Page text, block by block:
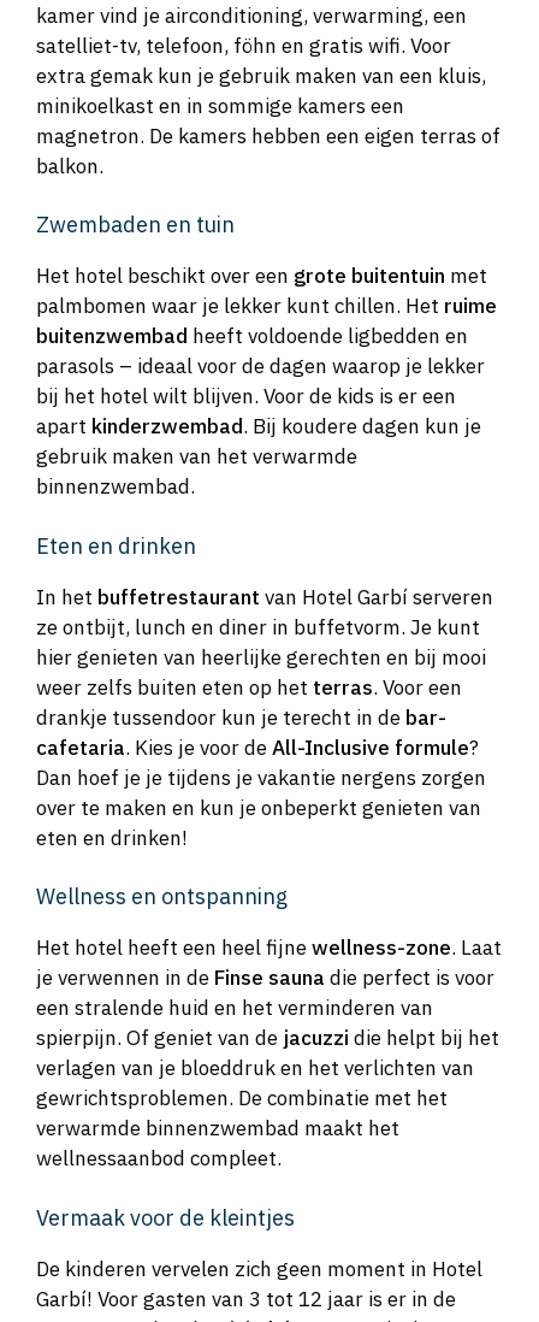
kamer vind je airconditioning, verwarming, een
satelliet-tv, telefoon, föhn en gratis wifi. Voor
extra gemak kun je gebruik maken van een kluis,
minikoelkast en in sommige kamers een
magnetron. De kamers hebben een eigen terras of
balkon.
Zwembaden en tuin
Het hotel beschikt over een grote buitentuin met
palmbomen waar je lekker kunt chillen. Het ruime
buitenzwembad heeft voldoende ligbedden en
parasols – ideaal voor de dagen waarop je lekker
bij het hotel wilt blijven. Voor de kids is er een
apart kinderzwembad. Bij koudere dagen kun je
gebruik maken van het verwarmde
binnenzwembad.
Eten en drinken
In het buffetrestaurant van Hotel Garbí serveren
ze ontbijt, lunch en diner in buffetvorm. Je kunt
hier genieten van heerlijke gerechten en bij mooi
weer zelfs buiten eten op het terras. Voor een
drankje tussendoor kun je terecht in de bar-
cafetaria. Kies je voor deAll-Inclusive formule?
Dan hoef je je tijdens je vakantie nergens zorgen
over te maken en kun je onbeperkt genieten van
eten en drinken!
Wellness en ontspanning
Het hotel heeft een heel fijnewellness-zone. Laat
je verwennen in de Finse sauna die perfect is voor
een stralende huid en het verminderen van
spierpijn. Of geniet van de jacuzzi die helpt bij het
verlagen van je bloeddruk en het verlichten van
gewrichtsproblemen. De combinatie met het
verwarmde binnenzwembad maakt het
wellnessaanbod compleet.
Vermaak voor de kleintjes
De kinderen vervelen zich geen moment in Hotel
Garbí! Voor gasten van 3 tot 12 jaar is er in de